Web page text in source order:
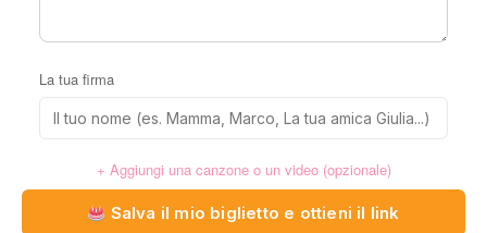
La tua firma
+ Aggiungi una canzone o un video (opzionale)
Salva il mio biglietto e ottieni il link